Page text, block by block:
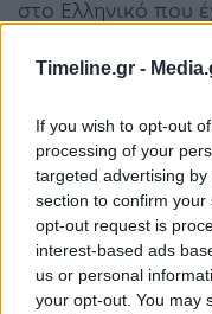
Timeline.gr -
If you wish to opt-out
processing of your
targeted advertising
section to confirm
opt-out request is
interest-based ads
us or personal
your opt-out. You may
στο Ελληνικό που
πριν από τη
Ελληνικό ΑΕ στην
Οι δαπάνες για
κτηρίων